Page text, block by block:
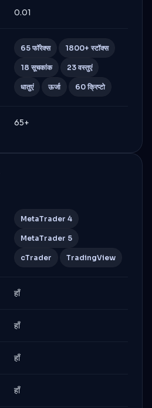
0.01
65 फॉरेक्स 1800+ स्टॉक्स
18 सूचकांक 23 वस्तुएं
धातुएं ऊर्जा 60 क्रिप्टो
65+
MetaTrader 4
MetaTrader 5
cTrader TradingView
हाँ
हाँ
हाँ
हाँ